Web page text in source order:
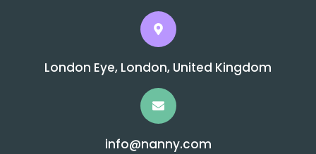
London Eye, London, United Kingdom
info@nanny.com